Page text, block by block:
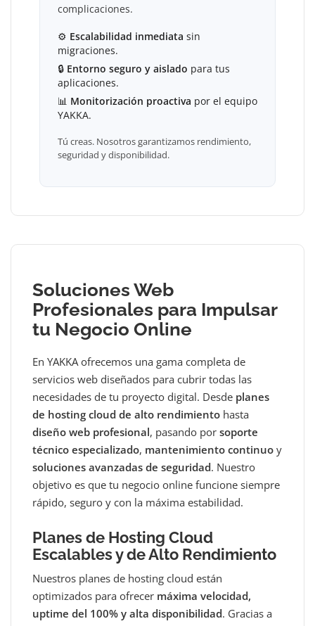
complicaciones.
⚙ Escalabilidad inmediata sin
migraciones.
🔒 Entorno seguro y aislado para tus
aplicaciones.
📊 Monitorización proactiva por el equipo
YAKKA.
Tú creas. Nosotros garantizamos rendimiento,
seguridad y disponibilidad.
Soluciones Web
Profesionales para Impulsar
tu Negocio Online
En YAKKA ofrecemos una gama completa de
servicios web diseñados para cubrir todas las
necesidades de tu proyecto digital. Desde planes
de hosting cloud de alto rendimiento hasta
diseño web profesional, pasando por soporte
técnico especializado, mantenimiento continuo y
soluciones avanzadas de seguridad. Nuestro
objetivo es que tu negocio online funcione siempre
rápido, seguro y con la máxima estabilidad.
Planes de Hosting Cloud
Escalables y de Alto Rendimiento
Nuestros planes de hosting cloud están
optimizados para ofrecer máxima velocidad,
uptime del 100% y alta disponibilidad. Gracias a